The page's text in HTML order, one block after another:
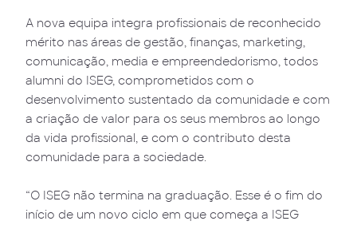
A nova equipa integra profissionais de reconhecido
mérito nas áreas de gestão, finanças, marketing,
comunicação, media e empreendedorismo, todos
alumni do ISEG, comprometidos com o
desenvolvimento sustentado da comunidade e com
a criação de valor para os seus membros ao longo
da vida profissional, e com o contributo desta
comunidade para a sociedade.
“O ISEG não termina na graduação. Esse é o fim do
início de um novo ciclo em que começa a ISEG